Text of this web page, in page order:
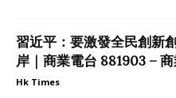
習近平：要激發全民創新
岸｜商業電台 881903 –
Hk Times